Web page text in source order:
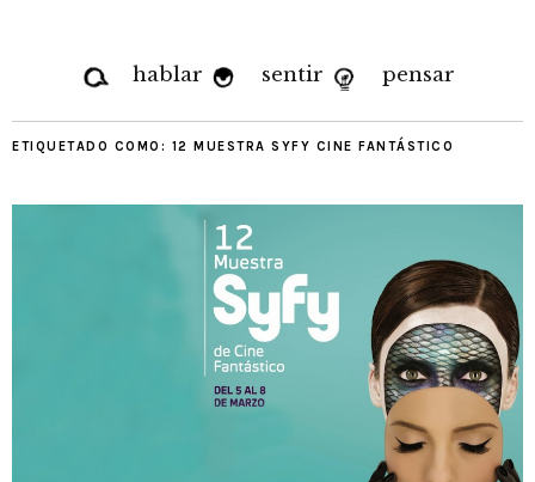
hablar sentir pensar
ETIQUETADO COMO: 12 MUESTRA SYFY CINE FANTÁSTICO